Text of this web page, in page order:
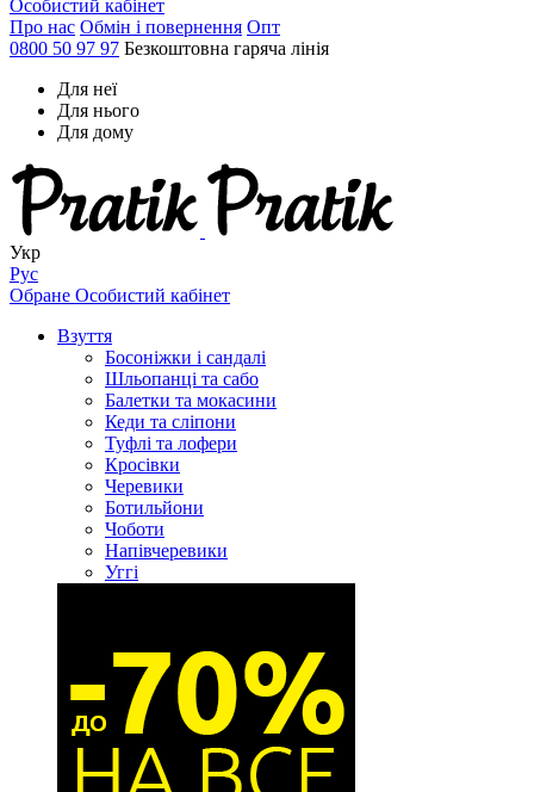
Особистий кабінет
Про нас Обмін і повернення Опт
0800 50 97 97 Безкоштовна гаряча лінія
Для неї
Для нього
Для дому
Укр
Рус
Обране Особистий кабінет
Взуття
Босоніжки і сандалі
Шльопанці та сабо
Балетки та мокасини
Кеди та сліпони
Туфлі та лофери
Кросівки
Черевики
Ботильйони
Чоботи
Напівчеревики
Уггі